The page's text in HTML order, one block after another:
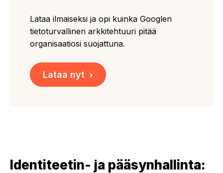
Lataa ilmaiseksi ja opi kuinka Googlen
tietoturvallinen arkkitehtuuri pitää
organisaatiosi suojattuna.
Lataa nyt
Identiteetin- ja pääsynhallinta: